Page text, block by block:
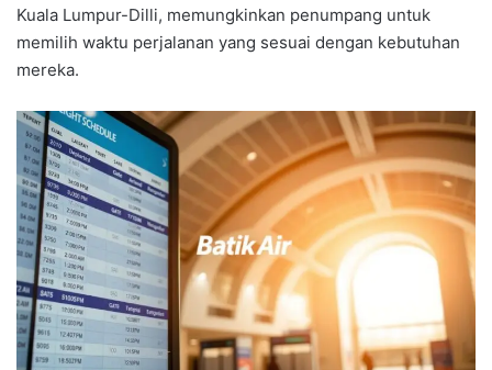
Kuala Lumpur-Dilli, memungkinkan penumpang untuk
memilih waktu perjalanan yang sesuai dengan kebutuhan
mereka.